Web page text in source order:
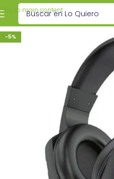
Skip to main content
-5%